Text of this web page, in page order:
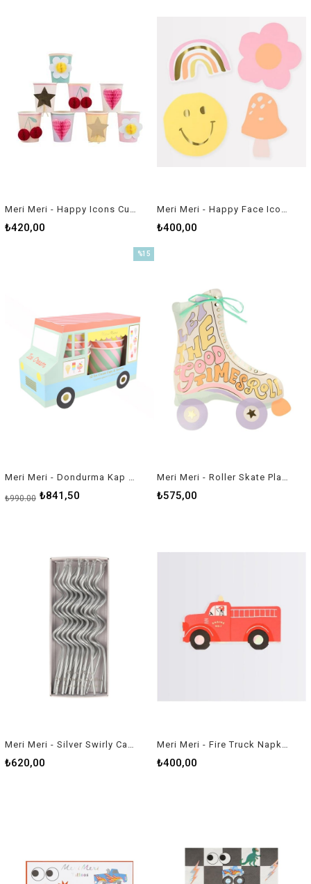
Meri Meri - Happy Icons Cups - Mutlu Yüzler Bardaklar (x8)
₺420,00
Meri Meri - Happy Face Icons Diecut Napkins - Mutlu Yüz Semboller Peçeteler (x16)
₺400,00
₺841,50
₺990,00
%15
₺575,00
Meri Meri - Silver Swirly Candles - Gümüş Kıvrımlı Mumlar - 20'li
₺620,00
Meri Meri - Fire Truck Napkins - İtfaiye Kamyonu Peçete - 16'lı
₺400,00